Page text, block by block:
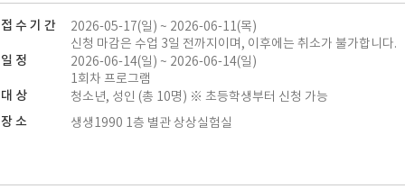
접 수 기 간
2026-05-17(일) ~ 2026-06-11(목)
신청 마감은 수업 3일 전까지이며, 이후에는 취소가 불가합니다.
일 정
2026-06-14(일) ~ 2026-06-14(일)
1회차 프로그램
대 상 청소년, 성인 (총 10명) ※ 초등학생부터 신청 가능
장 소 생생1990 1층 별관 상상실험실